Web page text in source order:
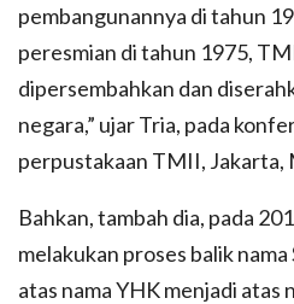
pembangunannya di tahun
peresmian di tahun 1975,
dipersembahkan dan
negara,” ujar Tria, pada
perpustakaan TMII,
Bahkan, tambah dia, pada
melakukan proses balik
atas nama YHK menjadi atas